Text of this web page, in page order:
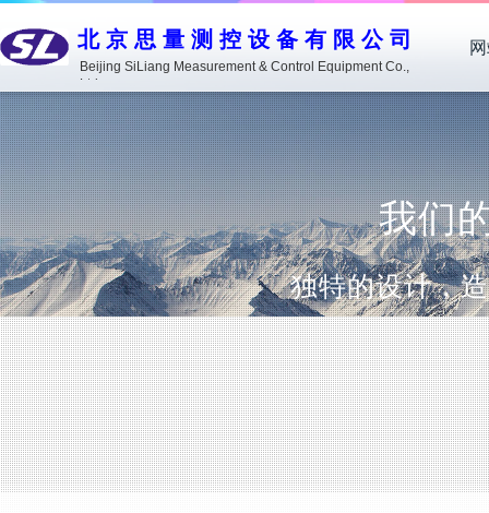
北京思量测控设备有限公司
Beijing SiLiang Measurement & Control Equipment Co.,
Ltd.
我们
独特的设计，